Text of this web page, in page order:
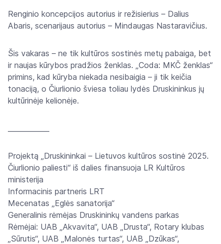
Renginio koncepcijos autorius ir režisierius – Dalius
Abaris, scenarijaus autorius – Mindaugas Nastaravičius.
Šis vakaras – ne tik kultūros sostinės metų pabaiga, bet
ir naujas kūrybos pradžios ženklas. „Coda: MKČ ženklas“
primins, kad kūryba niekada nesibaigia – ji tik keičia
tonaciją, o Čiurlionio šviesa toliau lydės Druskininkus jų
kultūrinėje kelionėje.
Projektą „Druskininkai – Lietuvos kultūros sostinė 2025.
Čiurlionio paliesti“ iš dalies finansuoja LR Kultūros
ministerija
Informacinis partneris LRT
Mecenatas „Eglės sanatorija“
Generalinis rėmėjas Druskininkų vandens parkas
Rėmėjai: UAB „Akvavita“, UAB „Drusta“, Rotary klubas
„Sūrutis“, UAB „Malonės turtas“, UAB „Dzūkas“,